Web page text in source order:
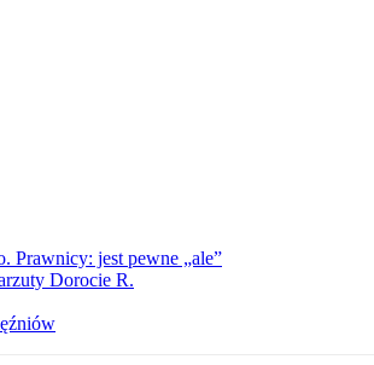
Prawnicy: jest pewne „ale”
Dorocie R.